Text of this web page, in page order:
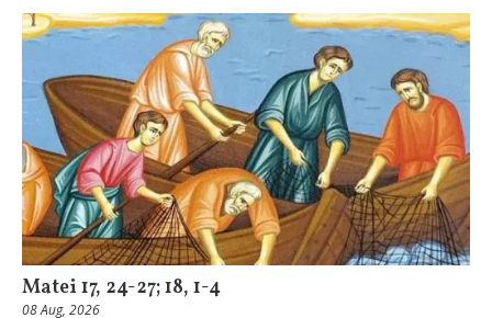
Matei 17, 24-27; 18, 1-4
08 Aug, 2026